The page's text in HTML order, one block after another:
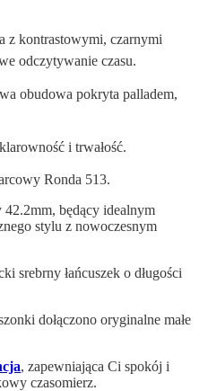
z kontrastowymi, czarnymi
odczytywanie czasu.
obudowa pokryta palladem,
i trwałość.
Ronda 513.
42.2mm, będący idealnym
stylu z nowoczesnym
srebrny łańcuszek o długości
dołączono oryginalne małe
, zapewniająca Ci spokój i
czasomierz.